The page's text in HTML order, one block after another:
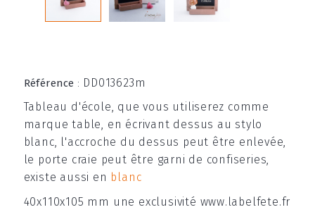
Référence : DD013623m
Tableau d'école, que vous utiliserez comme
marque table, en écrivant dessus au stylo
blanc, l'accroche du dessus peut être enlevée,
le porte craie peut être garni de confiseries,
existe aussi en blanc
40x110x105 mm une exclusivité www.labelfete.fr